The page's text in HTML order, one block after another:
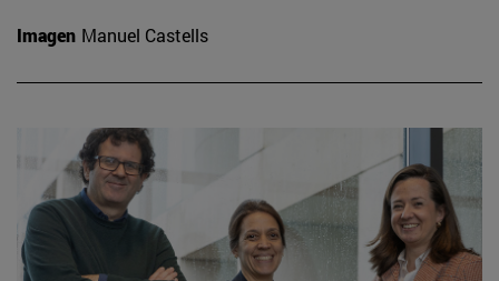
Imagen Manuel Castells